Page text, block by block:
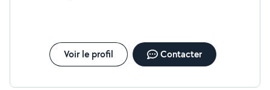
Voir le profil Contacter